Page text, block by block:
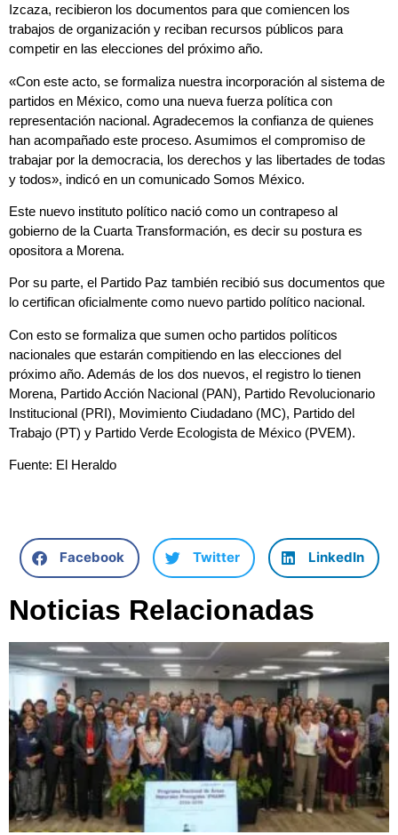
Izcaza, recibieron los documentos para que comiencen los
trabajos de organización y reciban recursos públicos para
competir en las elecciones del próximo año.
«Con este acto, se formaliza nuestra incorporación al sistema de
partidos en México, como una nueva fuerza política con
representación nacional. Agradecemos la confianza de quienes
han acompañado este proceso. Asumimos el compromiso de
trabajar por la democracia, los derechos y las libertades de todas
y todos», indicó en un comunicado Somos México.
Este nuevo instituto político nació como un contrapeso al
gobierno de la Cuarta Transformación, es decir su postura es
opositora a Morena.
Por su parte, el Partido Paz también recibió sus documentos que
lo certifican oficialmente como nuevo partido político nacional.
Con esto se formaliza que sumen ocho partidos políticos
nacionales que estarán compitiendo en las elecciones del
próximo año. Además de los dos nuevos, el registro lo tienen
Morena, Partido Acción Nacional (PAN), Partido Revolucionario
Institucional (PRI), Movimiento Ciudadano (MC), Partido del
Trabajo (PT) y Partido Verde Ecologista de México (PVEM).
Fuente: El Heraldo
Facebook Twitter LinkedIn
Noticias Relacionadas